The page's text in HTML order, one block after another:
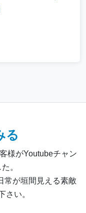
る
様がYoutubeチャン
。
常が垣間見える素敵
さい。